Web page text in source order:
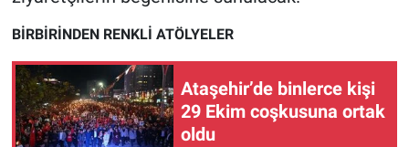
BİRBİRİNDEN RENKLİ ATÖLYELER
Ataşehir’de binlerce kişi
29 Ekim coşkusuna ortak
oldu
Yerel Yaşam
Canlı Yayın